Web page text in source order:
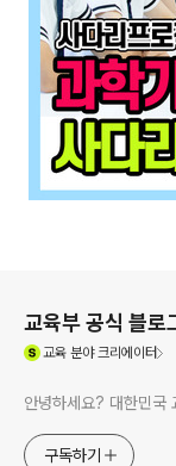
교육부 공식 블로
교육분야 크리에이터
안녕하세요? 대한민국
구독하기